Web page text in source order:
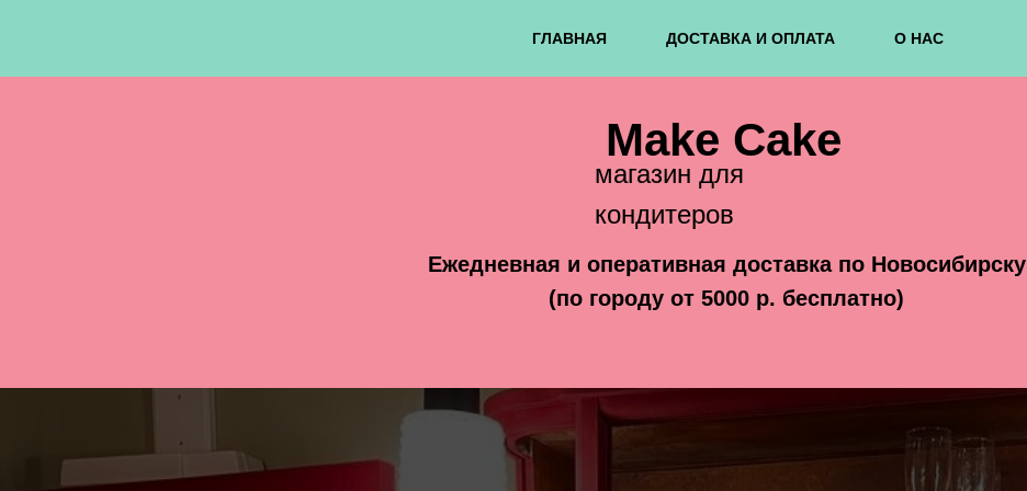
ГЛАВНАЯ ДОСТАВКА И ОПЛАТА О НАС
Make Cake
магазин для
кондитеров
Ежедневная и оперативная доставка по Новосибирску
(по городу от 5000 р. бесплатно)